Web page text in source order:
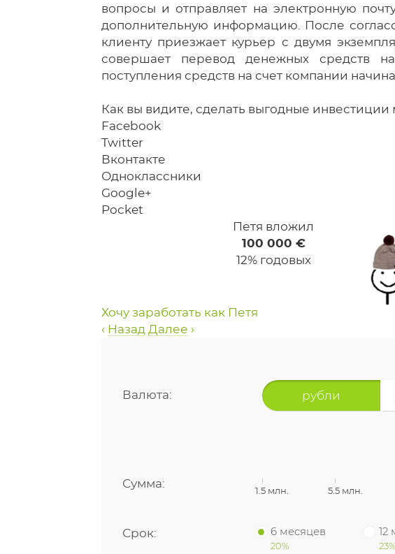
вопросы и отправляет на электронную
дополнительную информацию. После
клиенту приезжает курьер с двумя
совершает перевод денежных средств
поступления средств на счет компании
Как вы видите, сделать выгодные
Facebook
Twitter
Вконтакте
Одноклассники
Google+
Pocket
Петя вложил
100 000 €
12% годовых
Хочу заработать как Петя
‹ Назад Далее ›
Валюта: рубли
Сумма:
1.5 млн. 5.5 млн.
Срок: 6 месяцев
20%
12
23%